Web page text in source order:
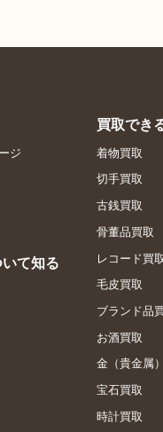
ジ
て知る
買取でき
着物買取
切手買取
古銭買取
骨董品買取
レコード買取
毛皮買取
ブランド品
お酒買取
金（貴金属
宝石買取
時計買取